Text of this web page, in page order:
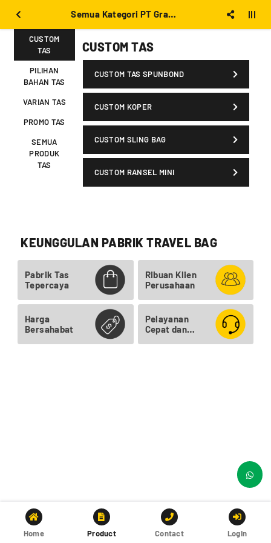
Semua Kategori PT Graha Cendana Abadi Mitra
CUSTOM
TAS
PILIHAN
BAHAN TAS
VARIAN TAS
PROMO TAS
SEMUA
PRODUK
TAS
CUSTOM TAS
CUSTOM TAS SPUNBOND
CUSTOM KOPER
CUSTOM SLING BAG
CUSTOM RANSEL MINI
KEUNGGULAN PABRIK TRAVEL BAG
Pabrik Tas
Tepercaya
Ribuan Klien
Perusahaan
Harga
Bersahabat
Pelayanan
Cepat dan
Home Product Contact Login